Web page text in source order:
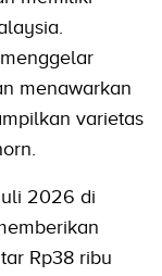
menawarkan
varietas
2026 di
Rp38 ribu